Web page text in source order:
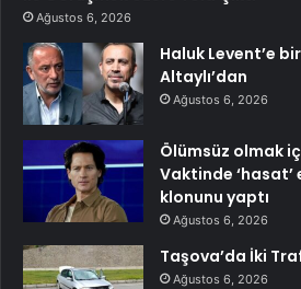
Ağustos 6, 2026
Haluk Levent’e
Altaylı’dan
Ağustos 6, 2026
Ölümsüz olmak
Vaktinde
klonunu yaptı
Ağustos 6, 2026
Taşova’da İki
Ağustos 6, 2026